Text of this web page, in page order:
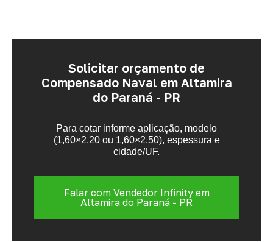
Solicitar orçamento de
Compensado Naval em Altamira
do Paraná - PR
Para cotar informe aplicação, modelo
(1,60×2,20 ou 1,60×2,50), espessura e
cidade/UF.
Falar com Vendedor Infinity em
Altamira do Paraná - PR